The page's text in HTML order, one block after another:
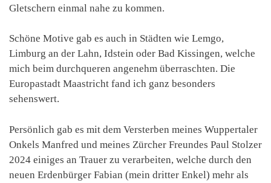
Gletschern einmal nahe zu kommen.
Schöne Motive gab es auch in Städten wie Lemgo,
Limburg an der Lahn, Idstein oder Bad Kissingen, welche
mich beim durchqueren angenehm überraschten. Die
Europastadt Maastricht fand ich ganz besonders
sehenswert.
Persönlich gab es mit dem Versterben meines Wuppertaler
Onkels Manfred und meines Zürcher Freundes Paul Stolzer
2024 einiges an Trauer zu verarbeiten, welche durch den
neuen Erdenbürger Fabian (mein dritter Enkel) mehr als